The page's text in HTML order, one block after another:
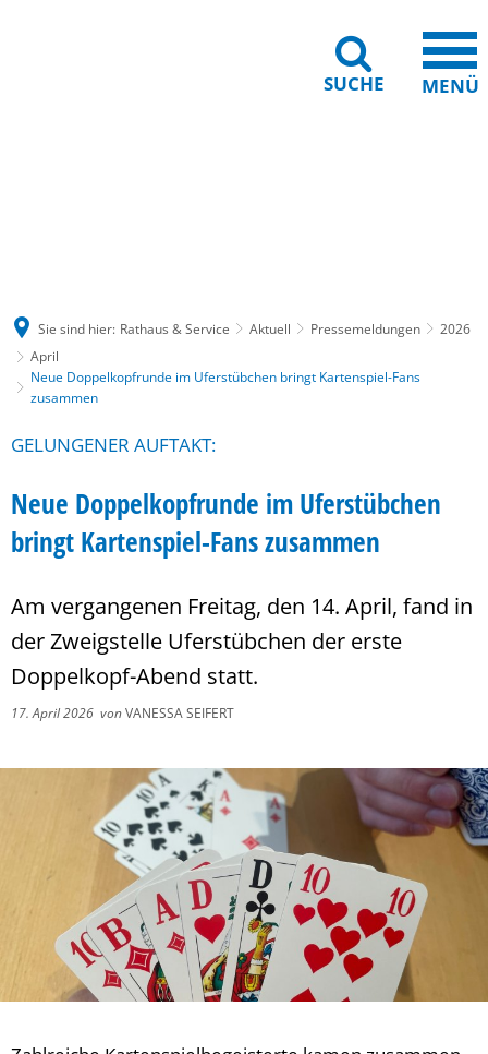
SUCHE MENÜ
Sie sind hier: Rathaus & Service Aktuell Pressemeldungen
2026
April
Neue Doppelkopfrunde im Uferstübchen bringt Kartenspiel-Fans
zusammen
GELUNGENER AUFTAKT:
Neue Doppelkopfrunde im Uferstübchen
bringt Kartenspiel-Fans zusammen
Am vergangenen Freitag, den 14. April, fand in
der Zweigstelle Uferstübchen der erste
Doppelkopf-Abend statt.
17. April 2026 vonVANESSA SEIFERT